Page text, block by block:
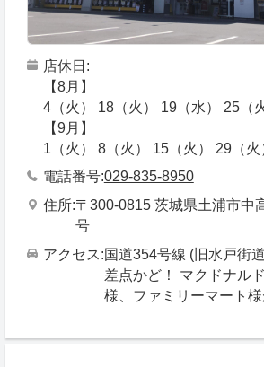
店休日
【8月】
4（火） 18（火） 19（水） 25（火
【9月】
1（火） 8（火） 15（火） 29（火
電話番号 029-835-8950
住所 〒300-0815 茨城県土浦市中
号
アクセス 国道354号線 (旧水戸街
差点かど！ マクドナル
様、ファミリーマート様